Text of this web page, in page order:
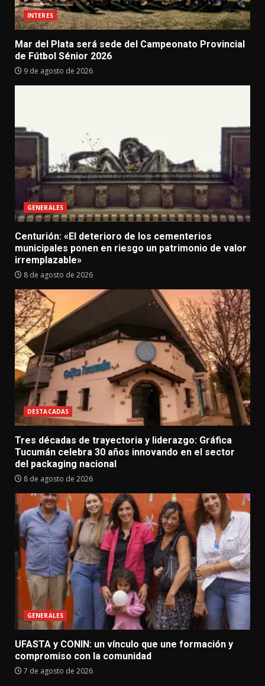
INTERES
Mar del Plata será sede del Campeonato Provincial
de Fútbol Sénior 2026
9 de agosto de 2026
GENERALES
Centurión: «El deterioro de los cementerios
municipales ponen en riesgo un patrimonio de valor
irremplazable»
8 de agosto de 2026
DESTACADAS
Tres décadas de trayectoria y liderazgo: Gráfica
Tucumán celebra 30 años innovando en el sector
del packaging nacional
8 de agosto de 2026
GENERALES
UFASTA y CONIN: un vínculo que une formación y
compromiso con la comunidad
7 de agosto de 2026